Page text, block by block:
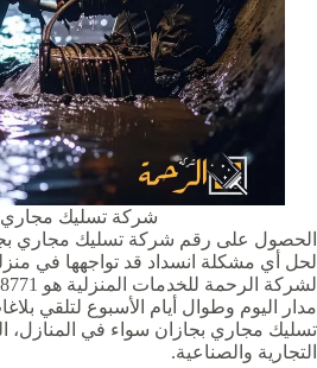
شركة تسليك مجاري
الحصول على رقم شركة تسليك مجاري
لحل أي مشكلة انسداد قد تواجهها في
مدار اليوم وطوال أيام الأسبوع لتلقي
تسليك مجاري بجازان سواء في المنازل،
التجارية والصناعية.